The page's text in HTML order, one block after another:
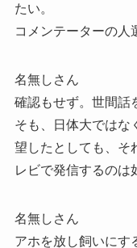
たい。
コメンテーターの人
名無しさん
確認もせず。世間話
そも、日体大ではな
望したとしても、そ
レビで発信するのは
名無しさん
アホを放し飼いにす